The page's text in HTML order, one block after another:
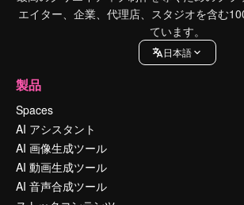
エイター、企業、代理店、スタジオを含む
ています。
日本語
製品
Spaces
AI アシスタント
AI 画像生成ツール
AI 動画生成ツール
AI 音声合成ツール